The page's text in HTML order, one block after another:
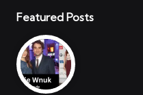
Featured Posts